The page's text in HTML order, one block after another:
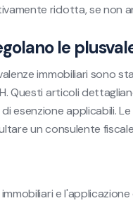
ridotta, se non
le
immobiliari sono
Questi articoli
esenzione applicabili.
un consulente
e